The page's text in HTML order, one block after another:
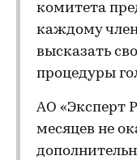
комитета
каждому
высказать
процедуры
АО «Эксперт
месяцев не